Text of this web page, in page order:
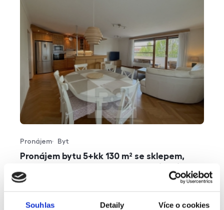
Souhlas Detaily Více o cookies
Pronájem bytu 5+kk 130 m² se sklepem,
Typ nabídky
Pronájem
Typ nemovitosti
Byt
funkce
parkování sklep výtah